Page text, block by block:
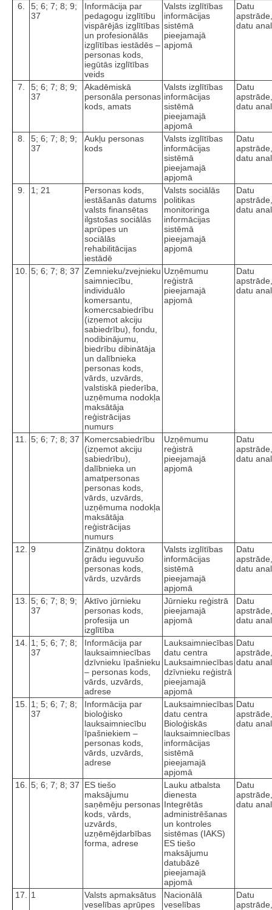
6.
5; 6; 7; 8; 9;
37
Informācija par
pedagogu izglītību
vispārējās izglītības
un profesionālās
izglītības iestādēs –
personas kods,
iegūtās izglītības
veids
Valsts izglītības
informācijas
sistēmā
pieejamajā
apjomā
Datu
apstrāde,
datu
7.
5; 6; 7; 8; 9;
37
Akadēmiskā
personāla personas
kods, amats
Valsts izglītības
informācijas
sistēmā
pieejamajā
apjomā
Datu
apstrāde,
datu
8.
5; 6; 7; 8; 9;
37
Aukļu personas
kods
Valsts izglītības
informācijas
sistēmā
pieejamajā
apjomā
Datu
apstrāde,
datu
9. 1; 21
Personas kods,
iestāšanās datums
valsts finansētas
ilgstošas sociālās
aprūpes un
sociālās
rehabilitācijas
iestādē
Valsts sociālās
politikas
monitoringa
informācijas
sistēmā
pieejamajā
apjomā
Datu
apstrāde,
datu
10. 5; 6; 7; 8; 37 Zemnieku/zvejnieku
saimniecību,
individuālo
komersantu,
komercsabiedrību
(izņemot akciju
sabiedrību), fondu,
nodibinājumu,
biedrību dibinātāja
un dalībnieka
personas kods,
vārds, uzvārds,
valstiskā piederība,
uzņēmuma nodokļa
maksātāja
reģistrācijas
numurs
Uzņēmumu
reģistrā
pieejamajā
apjomā
Datu
apstrāde,
datu
11. 5; 6; 7; 8; 37
Komercsabiedrību
(izņemot akciju
sabiedrību),
dalībnieka un
amatpersonas
personas kods,
vārds, uzvārds,
uzņēmuma nodokļa
maksātāja
reģistrācijas
numurs
Uzņēmumu
reģistrā
pieejamajā
apjomā
Datu
apstrāde,
datu
12. 9
Zinātņu doktora
grādu ieguvušo
personas kods,
vārds, uzvārds
Valsts izglītības
informācijas
sistēmā
pieejamajā
apjomā
Datu
apstrāde,
datu
13.
5; 6; 7; 8; 9;
37
Aktīvo jūrnieku
personas kods,
profesija un
izglītība
Jūrnieku reģistrā
pieejamajā
apjomā
Datu
apstrāde,
datu
14.
1; 5; 6; 7; 8;
37
Informācija par
lauksaimniecības
dzīvnieku īpašnieku
– personas kods,
vārds, uzvārds,
adrese
Lauksaimniecības
datu centra
Lauksaimniecības
dzīvnieku reģistrā
pieejamajā
apjomā
Datu
apstrāde,
datu
15.
1; 5; 6; 7; 8;
37
Informācija par
bioloģisko
lauksaimniecību
īpašniekiem –
personas kods,
vārds, uzvārds,
adrese
Lauksaimniecības
datu centra
Bioloģiskās
lauksaimniecības
informācijas
sistēmā
pieejamajā
apjomā
Datu
apstrāde,
datu
16. 5; 6; 7; 8; 37
ES tiešo
maksājumu
saņēmēju personas
kods, vārds,
uzvārds,
uzņēmējdarbības
forma, adrese
Lauku atbalsta
dienesta
Integrētās
administrēšanas
un kontroles
sistēmas (IAKS)
ES tiešo
maksājumu
datubāzē
pieejamajā
apjomā
Datu
apstrāde,
datu
17. 1
Valsts apmaksātus
veselības aprūpes
Nacionālā
veselības
Datu
apstrāde,